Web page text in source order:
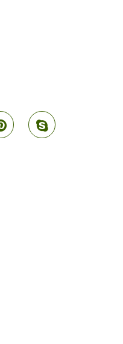
pinterestskype